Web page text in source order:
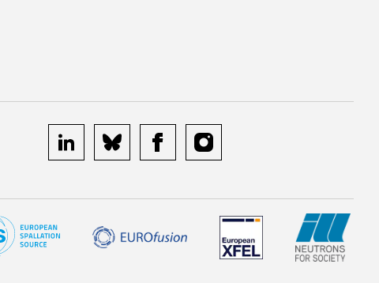
linkedin bluesky facebookinstagram